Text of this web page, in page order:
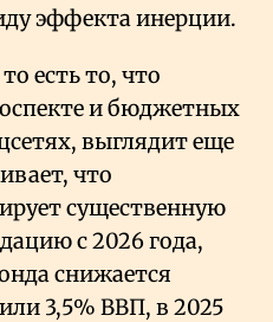
эффекта инерции.
есть то, что
и бюджетных
выглядит еще
что
существенную
с 2026 года,
снижается
3,5% ВВП, в 2025